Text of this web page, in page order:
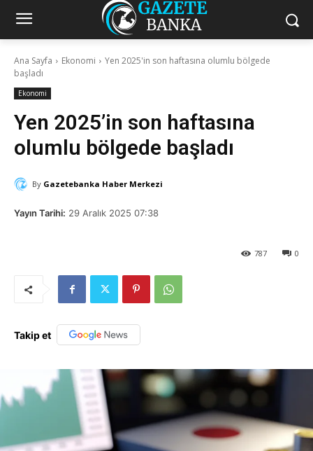
Ana Sayfa Ekonomi
Yen 2025'in son haftasına olumlu bölgede
başladı
Ekonomi
Yen 2025’in son haftasına
olumlu bölgede başladı
By Gazetebanka Haber Merkezi
Yayın Tarihi: 29 Aralık 2025 07:38
0
787
Takip et